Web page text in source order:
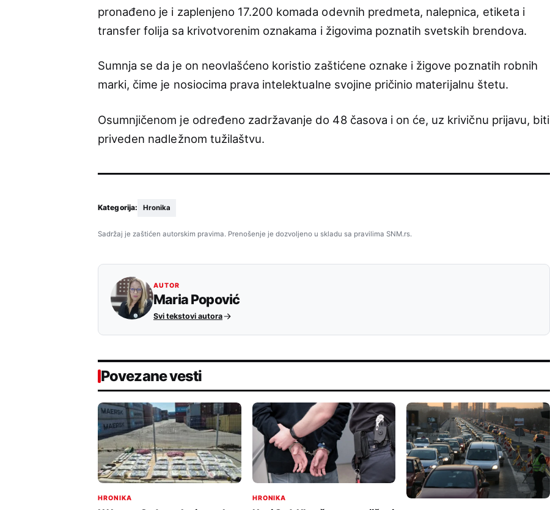
pronađeno je i zaplenjeno 17.200 komada odevnih predmeta, nalepnica, etiketa i
transfer folija sa krivotvorenim oznakama i žigovima poznatih svetskih brendova.
Sumnja se da je on neovlašćeno koristio zaštićene oznake i žigove poznatih robnih
marki, čime je nosiocima prava intelektualne svojine pričinio materijalnu štetu.
Osumnjičenom je određeno zadržavanje do 48 časova i on će, uz krivičnu prijavu, biti
priveden nadležnom tužilaštvu.
Kategorija: Hronika
Sadržaj je zaštićen autorskim pravima. Prenošenje je dozvoljeno u skladu sa pravilima SNM.rs.
AUTOR
Maria Popović
Svi tekstovi autora
Povezane vesti
HRONIKA HRONIKA